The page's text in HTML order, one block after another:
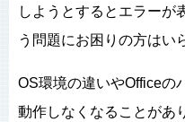
しようとするとエラーが
う問題にお困りの方はい
OS環境の違いやOfficeの
動作しなくなることがあ